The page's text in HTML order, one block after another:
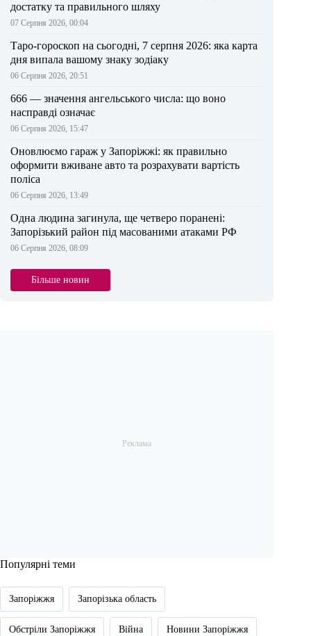
достатку та правильного шляху
07 Серпня 2026, 00:04
Таро-гороскоп на сьогодні, 7 серпня 2026: яка карта
дня випала вашому знаку зодіаку
06 Серпня 2026, 20:51
666 — значення ангельського числа: що воно
насправді означає
06 Серпня 2026, 15:47
Оновлюємо гараж у Запоріжжі: як правильно
оформити вживане авто та розрахувати вартість
поліса
06 Серпня 2026, 13:49
Одна людина загинула, ще четверо поранені:
Запорізький район під масованими атаками РФ
06 Серпня 2026, 08:09
Більше новин
Популярні теми
Запоріжжя Запорізька область
Обстріли Запоріжжя Війна Новини Запоріжжя